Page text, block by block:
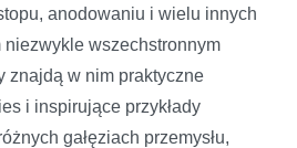
anodowaniu i wielu innych
niezwykle wszechstronnym
znajdą w nim praktyczne
i inspirujące przykłady
gałęziach przemysłu,